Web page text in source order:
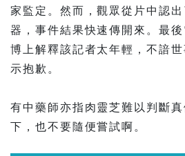
家監定。然而，觀眾從片中認
器，事件結果快速傳開來。最
博上解釋該記者太年輕，不諳
示抱歉。
有中藥師亦指肉靈芝難以判斷
下，也不要隨便嘗試啊。